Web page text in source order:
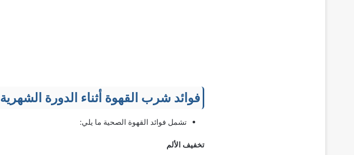
فوائد شرب القهوة أثناء الدورة الشهرية
تشمل فوائد القهوة الصحية ما يلي:
تخفيف الألم